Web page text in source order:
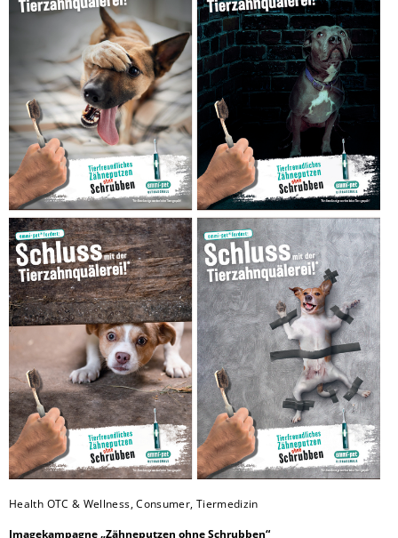
Health OTC & Wellness, Consumer, Tiermedizin
Imagekampagne „Zähneputzen ohne Schrubben“